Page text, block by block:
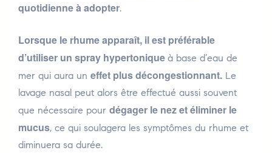
quotidienne à adopter.
Lorsque le rhume apparaît, il est préférable
d’utiliser un spray hypertonique à base d’eau de
mer qui aura un effet plus décongestionnant. Le
lavage nasal peut alors être effectué aussi souvent
que nécessaire pour dégager le nez et éliminer le
mucus, ce qui soulagera les symptômes du rhume et
diminuera sa durée.